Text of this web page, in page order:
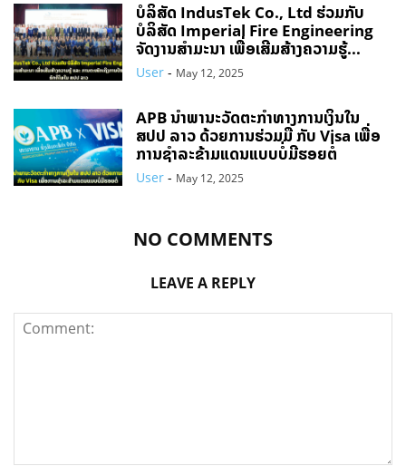
ບໍລິສັດ IndusTek Co., Ltd ຮ່ວມກັບ
ບໍລິສັດ Imperial Fire Engineering
ຈັດງານສຳມະນາ ເພື່ອເສີມສ້າງຄວາມຮູ້...
User - May 12, 2025
APB ນໍາພານະວັດຕະກໍາທາງການເງິນໃນ
ສປປ ລາວ ດ້ວຍການຮ່ວມມື ກັບ Visa ເພື່ອ
ການຊໍາລະຂ້າມແດນແບບບໍ່ມີຮອຍຕໍ່
User - May 12, 2025
NO COMMENTS
LEAVE A REPLY